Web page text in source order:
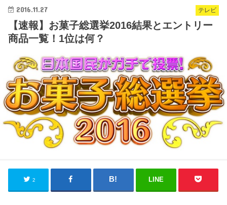
テレビ
2016.11.27
【速報】お菓子総選挙2016結果とエントリー
商品一覧！1位は何？
2 LINE